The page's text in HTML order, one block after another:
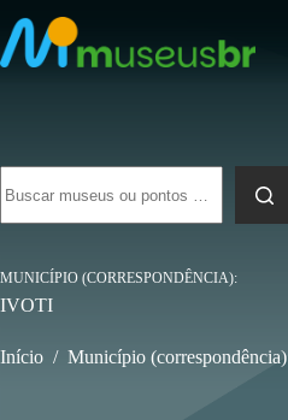
para
o
conteúdo
resultados
MUNICÍPIO (CORRESPONDÊNCIA)
IVOTI
Início / Município (correspondência)